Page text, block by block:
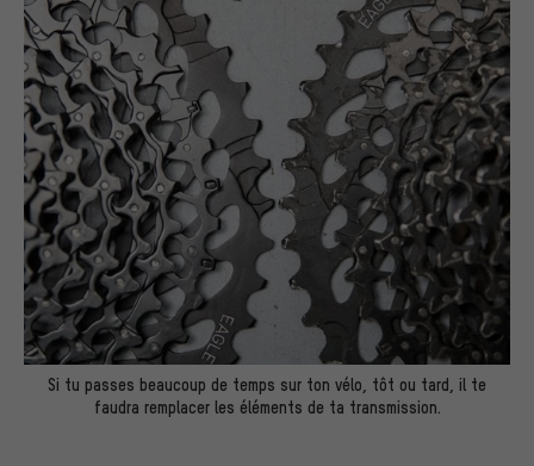
Si tu passes beaucoup de temps sur ton vélo, tôt ou tard, il te
faudra remplacer les éléments de ta transmission.